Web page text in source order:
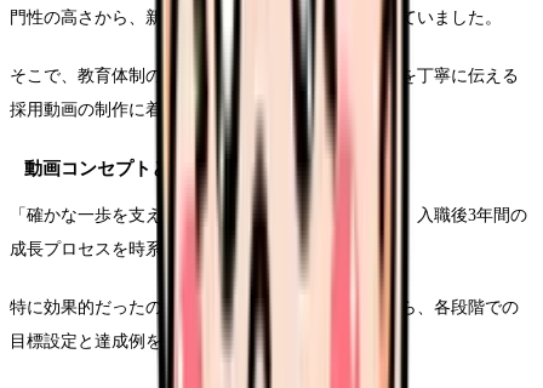
門性の高さから、新人看護師の離職率が課題となっていました。
そこで、教育体制の充実度と段階的な成長プロセスを丁寧に伝える
採用動画の制作に着手しました。
動画コンセプトと表現方法
「確かな一歩を支える研修制度」をメインテーマに、入職後3年間の
成長プロセスを時系列で描写しています。
特に効果的だったのは、実際の研修風景を交えながら、各段階での
目標設定と達成例を具体的に示した点です。